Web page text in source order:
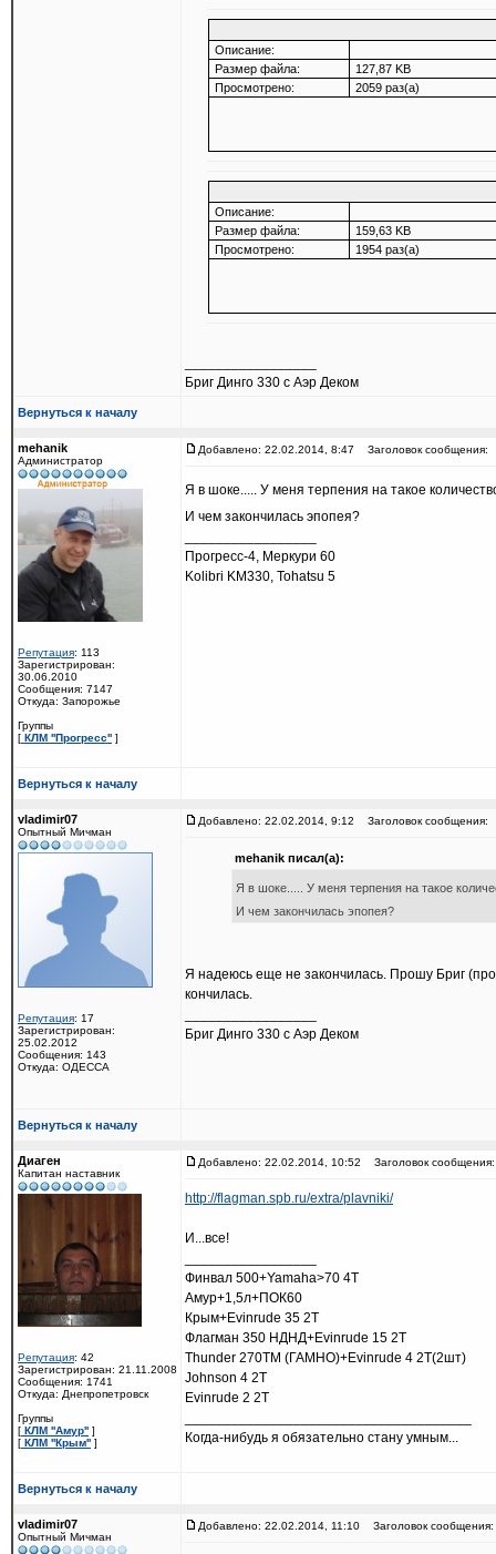
Описание:
Размер файла:
127,87 KB
Просмотрено:
2059 раз(а)
Описание:
Размер файла:
159,63 KB
Просмотрено:
1954 раз(а)
Бриг Динго 330 с Аэр Деком
Вернуться к началу
mehanik
Администратор
Репутация: 113
Зарегистрирован:
30.06.2010
Сообщения: 7147
Откуда: Запорожье
Группы
[ КЛМ ''Прогресс'' ]
Добавлено: 22.02.2014, 8:47 Заголовок сообщения:
Я в шоке..... У меня терпения на такое
И чем закончилась эпопея?
Прогресс-4, Меркури 60
Kolibri KM330, Tohatsu 5
Вернуться к началу
vladimir07
Опытный Мичман
Репутация: 17
Зарегистрирован:
25.02.2012
Сообщения: 143
Откуда: ОДЕССА
Добавлено: 22.02.2014, 9:12 Заголовок сообщения:
mehanik писал(а):
Я в шоке..... У меня терпения на такое
И чем закончилась эпопея?
Я надеюсь еще не закончилась. Прошу Бриг
кончилась.
Бриг Динго 330 с Аэр Деком
Вернуться к началу
Диаген
Капитан наставник
Репутация: 42
Зарегистрирован: 21.11.2008
Сообщения: 1741
Откуда: Днепропетровск
Группы
[ КЛМ ''Амур'' ]
[ КЛМ ''Крым'' ]
Добавлено: 22.02.2014, 10:52 Заголовок сообщения:
http://flagman.spb.ru/extra/plavniki/
И...все!
Финвал 500+Yamaha>70 4Т
Амур+1,5л+ПОК60
Крым+Evinrude 35 2Т
Флагман 350 НДНД+Evinrude 15 2Т
Thunder 270ТМ (ГАМНО)+Evinrude 4 2Т(2шт)
Johnson 4 2T
Evinrude 2 2Т
Когда-нибудь я обязательно стану умным...
Вернуться к началу
vladimir07
Опытный Мичман
Добавлено: 22.02.2014, 11:10 Заголовок сообщения: